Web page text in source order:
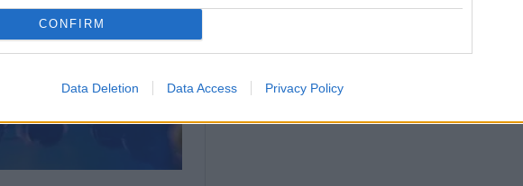
CONFIRM
Data Deletion Data Access Privacy Policy